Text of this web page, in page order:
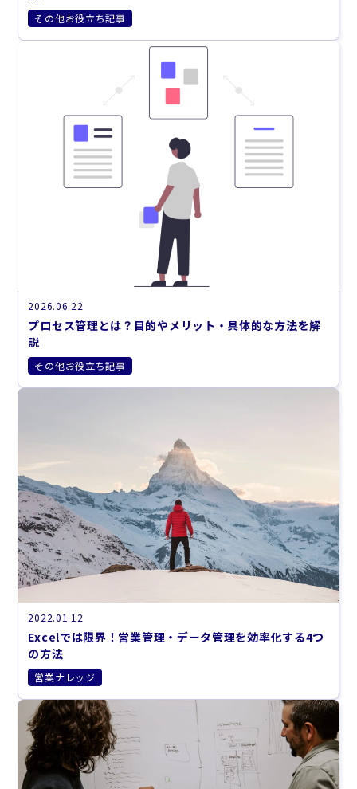
その他お役立ち記事
2026.06.22
プロセス管理とは？目的やメリット・具体的な方法を解
説
その他お役立ち記事
2022.01.12
Excelでは限界！営業管理・データ管理を効率化する4つ
の方法
営業ナレッジ